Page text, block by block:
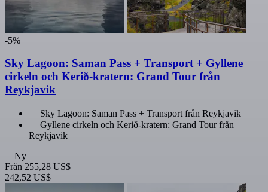
-5%
Sky Lagoon: Saman Pass + Transport + Gyllene
cirkeln och Kerið-kratern: Grand Tour från
Reykjavik
Sky Lagoon: Saman Pass + Transport från Reykjavik
Gyllene cirkeln och Kerið-kratern: Grand Tour från
Reykjavik
Ny
Från 255,28 US$
242,52 US$